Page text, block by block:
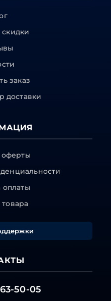
заказ
доставки
товара
50-05